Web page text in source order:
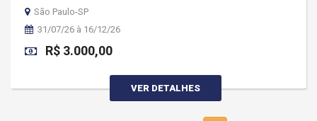
São Paulo-SP
31/07/26 à 16/12/26
R$ 3.000,00
VER DETALHES